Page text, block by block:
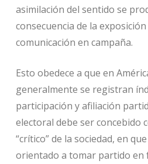
asimilación del sentido se
consecuencia de la
comunicación en campaña.
Esto obedece a que en
generalmente se registran
participación y afiliación
electoral debe ser concebido
“crítico” de la sociedad, en
orientado a tomar partido en